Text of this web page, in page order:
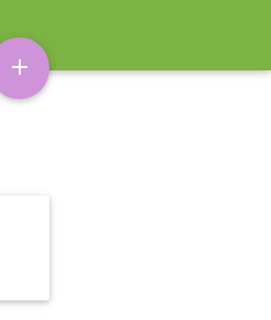
add